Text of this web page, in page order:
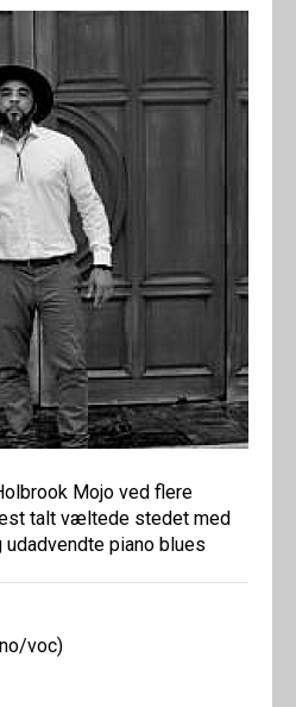
Mojo ved flere
talt væltede stedet med
piano blues
voc)